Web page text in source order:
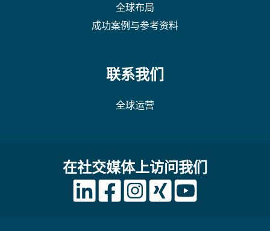
全球布局
成功案例与参考资料
联系我们
全球运营
在社交媒体上访问我们